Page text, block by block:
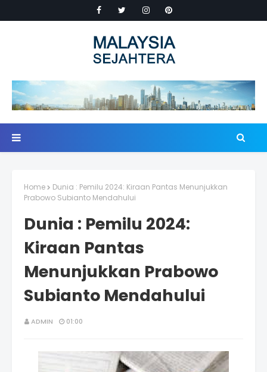
Home
Dunia : Pemilu 2024: Kiraan Pantas Menunjukkan
Prabowo Subianto Mendahului
Dunia : Pemilu 2024:
Kiraan Pantas
Menunjukkan Prabowo
Subianto Mendahului
ADMIN 01:00